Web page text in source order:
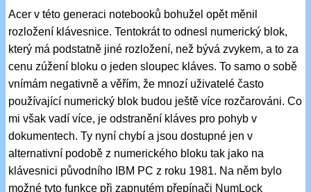
Acer v této generaci notebooků bohužel opět měnil
rozložení klávesnice. Tentokrát to odnesl numerický blok,
který má podstatně jiné rozložení, než bývá zvykem, a to za
cenu zúžení bloku o jeden sloupec kláves. To samo o sobě
vnímám negativně a věřím, že mnozí uživatelé často
používající numerický blok budou ještě více rozčarováni. Co
mi však vadí více, je odstranění kláves pro pohyb v
dokumentech. Ty nyní chybí a jsou dostupné jen v
alternativní podobě z numerického bloku tak jako na
klávesnici původního IBM PC z roku 1981. Na něm bylo
možné tyto funkce při zapnutém přepínači NumLock